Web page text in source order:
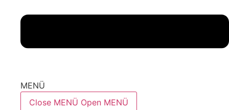
MENÜ
Close MENÜ Open MENÜ